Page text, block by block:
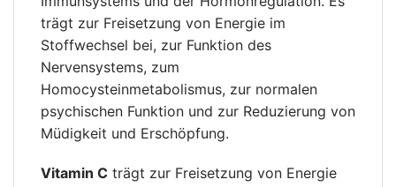
trägt zur Freisetzung von Energie im
Stoffwechsel bei, zur Funktion des
Nervensystems, zum
Homocysteinmetabolismus, zur normalen
psychischen Funktion und zur Reduzierung von
Müdigkeit und Erschöpfung.
Vitamin C trägt zur Freisetzung von Energie